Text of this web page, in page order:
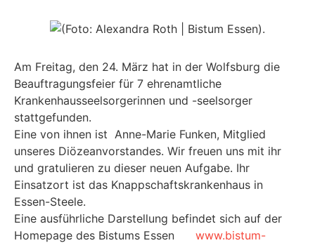
Am Freitag, den 24. März hat in der Wolfsburg die
Beauftragungsfeier für 7 ehrenamtliche
Krankenhausseelsorgerinnen und -seelsorger
stattgefunden.
Eine von ihnen ist Anne-Marie Funken, Mitglied
unseres Diözeanvorstandes. Wir freuen uns mit ihr
und gratulieren zu dieser neuen Aufgabe. Ihr
Einsatzort ist das Knappschaftskrankenhaus in
Essen-Steele.
Eine ausführliche Darstellung befindet sich auf der
Homepage des Bistums Essen www.bistum-